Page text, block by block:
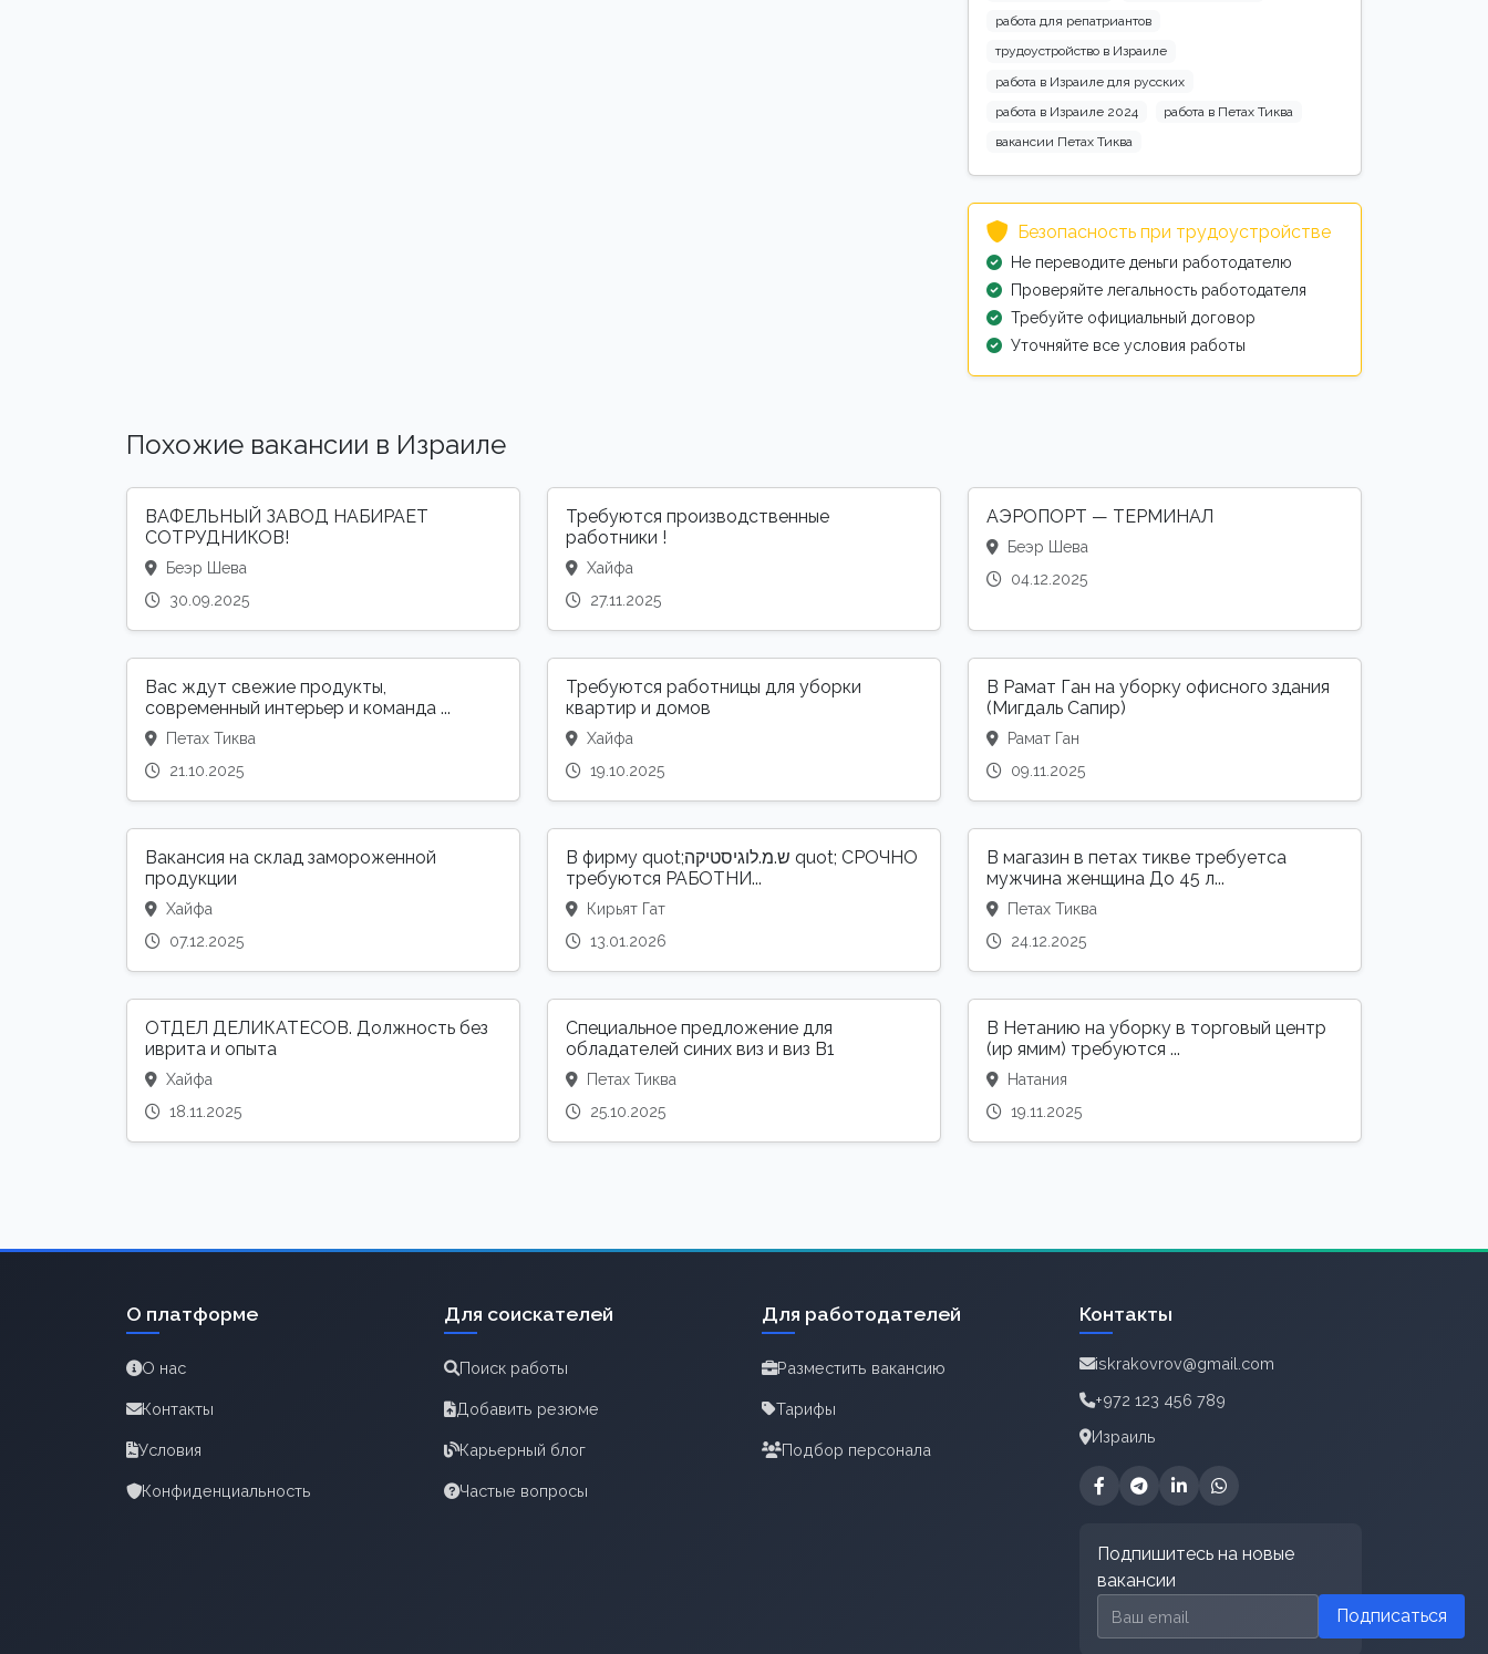
работа для репатриантов
трудоустройство в Израиле
работа в Израиле для русских
работа в Израиле 2024
работа в Петах Тиква
вакансии Петах Тиква
Безопасность при трудоустройстве
Не переводите деньги работодателю
Проверяйте легальность работодателя
Требуйте официальный договор
Уточняйте все условия работы
Похожие вакансии в Израиле
ВАФЕЛЬНЫЙ ЗАВОД НАБИРАЕТ
СОТРУДНИКОВ!
Беэр Шева
30.09.2025
Требуются производственные
работники !
Хайфа
27.11.2025
АЭРОПОРТ — ТЕРМИНАЛ
Беэр Шева
04.12.2025
Вас ждут свежие продукты,
современный интерьер и команда ...
Петах Тиква
21.10.2025
Требуются работницы для уборки
квартир и домов
Хайфа
19.10.2025
В Рамат Ган на уборку офисного здания
(Мигдаль Сапир)
Рамат Ган
09.11.2025
Вакансия на склад замороженной
продукции
Хайфа
07.12.2025
В фирму quot;ש.מ.לוגיסטיקה quot; СРОЧНО
требуются РАБОТНИ...
Кирьят Гат
13.01.2026
В магазин в петах тикве требуетса
мужчина женщина До 45 л...
Петах Тиква
24.12.2025
ОТДЕЛ ДЕЛИКАТЕСОВ. Должность без
иврита и опыта
Хайфа
18.11.2025
Специальное предложение для
обладателей синих виз и виз B1
Петах Тиква
25.10.2025
В Нетанию на уборку в торговый центр
(ир ямим) требуются ...
Натания
19.11.2025
О платформе
О нас
Контакты
Условия
Конфиденциальность
Для соискателей
Поиск работы
Добавить резюме
Карьерный блог
Частые вопросы
Для работодателей
Разместить вакансию
Тарифы
Подбор персонала
Контакты
iskrakovrov@gmail.com
+972 123 456 789
Израиль
Подпишитесь на новые
вакансии
Email для подписки
Подписаться